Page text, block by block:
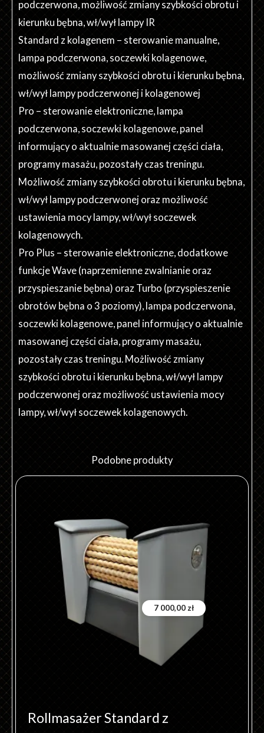
podczerwona, możliwość zmiany szybkości obrotu i
kierunku bębna, wł/wył lampy IR
Standard z kolagenem – sterowanie manualne,
lampa podczerwona, soczewki kolagenowe,
możliwość zmiany szybkości obrotu i kierunku bębna,
wł/wył lampy podczerwonej i kolagenowej
Pro – sterowanie elektroniczne, lampa
podczerwona, soczewki kolagenowe, panel
informujący o aktualnie masowanej części ciała,
programy masażu, pozostały czas treningu.
Możliwość zmiany szybkości obrotu i kierunku bębna,
wł/wył lampy podczerwonej oraz możliwość
ustawienia mocy lampy, wł/wył soczewek
kolagenowych.
Pro Plus – sterowanie elektroniczne, dodatkowe
funkcje Wave (naprzemienne zwalnianie oraz
przyspieszanie bębna) oraz Turbo (przyspieszenie
obrotów bębna o 3 poziomy), lampa podczerwona,
soczewki kolagenowe, panel informujący o aktualnie
masowanej części ciała, programy masażu,
pozostały czas treningu. Możliwość zmiany
szybkości obrotu i kierunku bębna, wł/wył lampy
podczerwonej oraz możliwość ustawienia mocy
lampy, wł/wył soczewek kolagenowych.
Podobne produkty
7 000,00zł
Rollmasażer Standard z